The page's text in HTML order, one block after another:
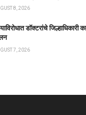
8, 2026
डॉक्टरांचे जिल्हाधिकारी
7, 2026